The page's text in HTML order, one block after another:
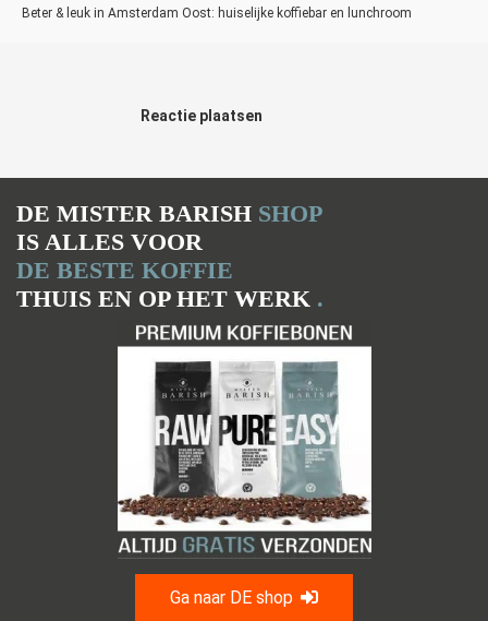
Beter & leuk in Amsterdam Oost: huiselijke koffiebar en lunchroom
Reactie plaatsen
DE MISTER BARISH SHOP
IS ALLES VOOR
DE BESTE KOFFIE
THUIS EN OP HET WERK .
Ga naar DE shop